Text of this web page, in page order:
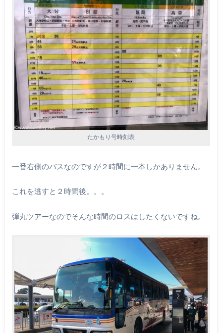
たかもり号時刻表
一番右側のバスなのですが２時間に一本しかありません。
これを逃すと２時間後。。。
弾丸ツアーなのでそんな時間のロスはしたくないですね。